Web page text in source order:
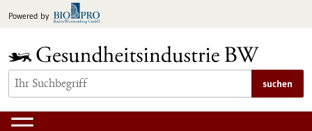
Inhalt
Powered by
suchen